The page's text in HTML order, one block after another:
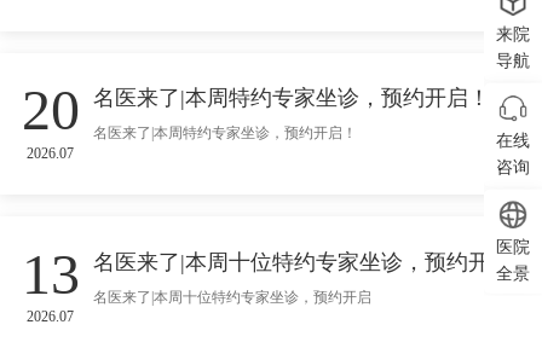
20
2026.07
名医来了|本周特约专家坐诊，预约开启！
名医来了|本周特约专家坐诊，预约开启！
13
2026.07
名医来了|本周十位特约专家坐诊，预约开启
名医来了|本周十位特约专家坐诊，预约开启
来院
导航
在线
咨询
医院
全景